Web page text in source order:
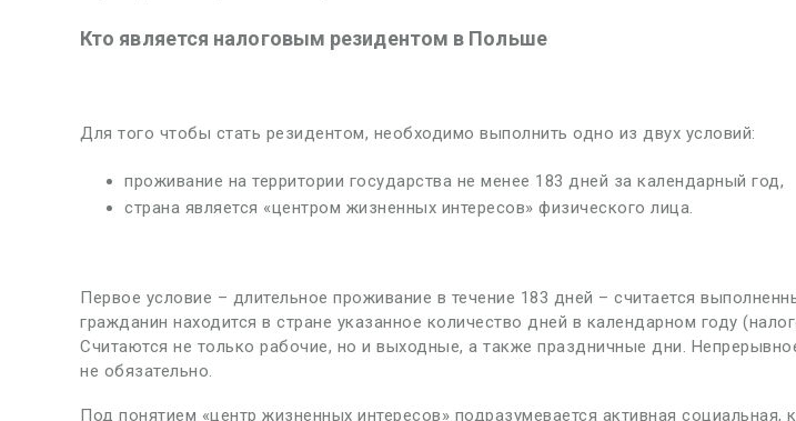
Кто является налоговым резидентом в Польше
Для того чтобы стать резидентом, необходимо выполнить одно из двух условий:
проживание на территории государства не менее 183 дней за календарный год,
страна является «центром жизненных интересов» физического лица.
Первое условие – длительное проживание в течение 183 дней – считается
гражданин находится в стране указанное количество дней в календарном году
Считаются не только рабочие, но и выходные, а также праздничные дни.
не обязательно.
Под понятием «центр жизненных интересов» подразумевается активная социальная,